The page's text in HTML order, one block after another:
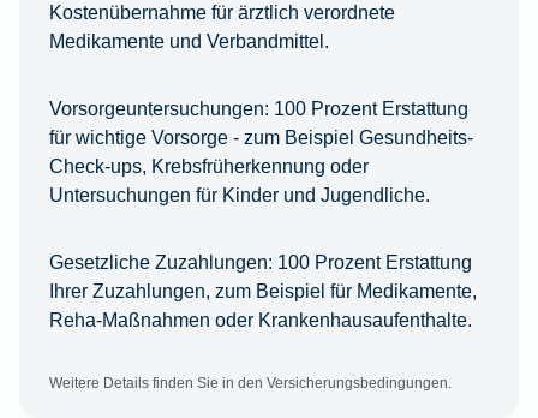
Kostenübernahme für ärztlich verordnete
Medikamente und Verbandmittel.
Vorsorgeuntersuchungen: 100 Prozent Erstattung
für wichtige Vorsorge - zum Beispiel Gesundheits-
Check-ups, Krebsfrüherkennung oder
Untersuchungen für Kinder und Jugendliche.
Gesetzliche Zuzahlungen: 100 Prozent Erstattung
Ihrer Zuzahlungen, zum Beispiel für Medikamente,
Reha-Maßnahmen oder Krankenhausaufenthalte.
Weitere Details finden Sie in den Versicherungsbedingungen.